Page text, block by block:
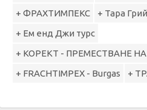
+ ФРАХТИМПЕКС
+ Тара
+ Ем енд Джи турс
+ КОРЕКТ - ПРЕМЕСТВАНЕ
+ FRACHTIMPEX - Burgas
+